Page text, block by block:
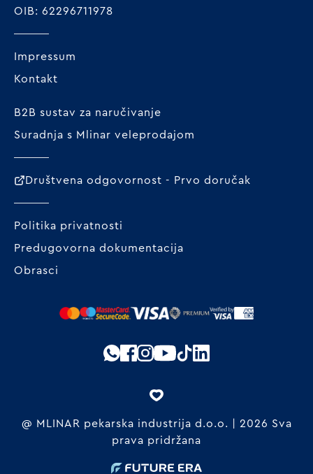
OIB: 62296711978
Impressum
Kontakt
B2B sustav za naručivanje
Suradnja s Mlinar veleprodajom
Društvena odgovornost - Prvo doručak
Politika privatnosti
Predugovorna dokumentacija
Obrasci
@ MLINAR pekarska industrija d.o.o. | 2026 Sva
prava pridržana